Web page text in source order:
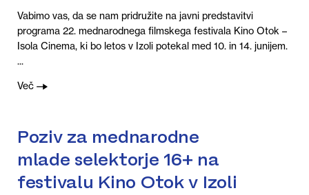
Vabimo vas, da se nam pridružite na javni predstavitvi
programa 22. mednarodnega filmskega festivala Kino Otok –
Isola Cinema, ki bo letos v Izoli potekal med 10. in 14. junijem.
...
Več
Poziv za mednarodne
mlade selektorje 16+ na
festivalu Kino Otok v Izoli